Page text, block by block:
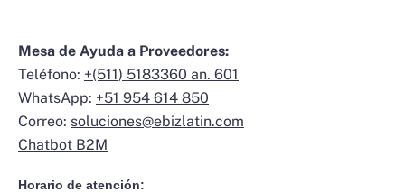
Mesa de Ayuda a Proveedores:
Teléfono: +(511) 5183360 an. 601
WhatsApp: +51 954 614 850
Correo: soluciones@ebizlatin.com
Chatbot B2M
Horario de atención: